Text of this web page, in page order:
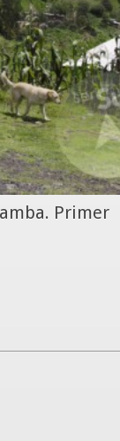
Primer